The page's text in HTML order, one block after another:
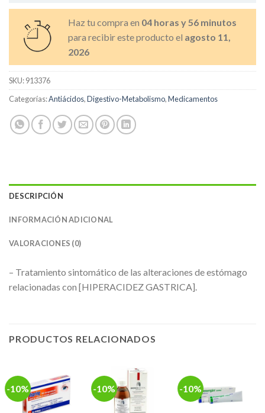
Haz tu compra en 04 horas y 56 minutos
para recibir este producto el agosto 11,
2026
SKU:913376
Categorías:Antiácidos,Digestivo-Metabolismo,Medicamentos
DESCRIPCIÓN
INFORMACIÓN ADICIONAL
VALORACIONES (0)
– Tratamiento sintomático de las alteraciones de estómago
relacionadas con [HIPERACIDEZ GASTRICA].
PRODUCTOS RELACIONADOS
-10% -10% -10%